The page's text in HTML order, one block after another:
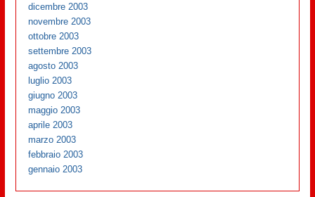
dicembre 2003
novembre 2003
ottobre 2003
settembre 2003
agosto 2003
luglio 2003
giugno 2003
maggio 2003
aprile 2003
marzo 2003
febbraio 2003
gennaio 2003